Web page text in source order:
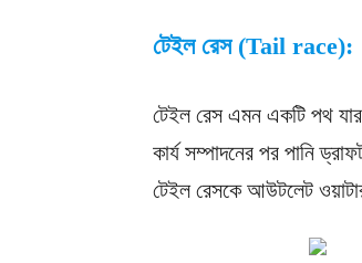
টেইল রেস (Tail race):
টেইল রেস এমন একটি পথ যার
কার্য সম্পাদনের পর পানি
টেইল রেসকে আউটলেট